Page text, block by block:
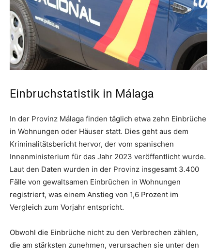
Einbruchstatistik in Málaga
In der Provinz Málaga finden täglich etwa zehn Einbrüche
in Wohnungen oder Häuser statt. Dies geht aus dem
Kriminalitätsbericht hervor, der vom spanischen
Innenministerium für das Jahr 2023 veröffentlicht wurde.
Laut den Daten wurden in der Provinz insgesamt 3.400
Fälle von gewaltsamen Einbrüchen in Wohnungen
registriert, was einem Anstieg von 1,6 Prozent im
Vergleich zum Vorjahr entspricht.
Obwohl die Einbrüche nicht zu den Verbrechen zählen,
die am stärksten zunehmen, verursachen sie unter den